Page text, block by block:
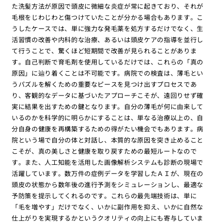
た洗髪方法が原因で頭皮に微細な炎症が常に起きており、それが
毛根をじわじわと傷つけていたことが分かる場合もあります。こ
うしたケースでは、単に強力な発毛薬を処方するだけでなく、生
活習慣の改善や内科的な治療、あるいは頭皮ケアの指導を並行し
て行うことで、驚くほど短期間で改善が見られることがありま
す。自己判断で育毛剤を使用しているだけでは、これらの「真の
原因」に辿り着くことは不可能です。病院での検査は、薄毛とい
うパズルを解くための重要なピースを見つけ出すプロセスであ
り、客観的なデータに基づいたアプローチこそが、遠回りせず確
実に結果を出すための鍵となります。自分の薄毛が何に由来して
いるのかを科学的に明らかにすることは、単なる治療以上の、自
分自身の健康を再構築するための得がたい機会でもあります。病
院という場で自分の体と対話し、本質的な原因を突き止めること
こそが、真の美しさと健康を取り戻すための最短ルートなので
す。また、人工知能を活用した画像解析システムも診断の現場で
活躍しています。数万件の症例データを学習したＡＩが、現在の
頭皮の状態から数年後の進行予測をシミュレーションし、最適な
予防策を提示してくれるのです。これらの最先端技術は、単に
「毛を増やす」だけでなく、いかに副作用を抑え、いかに自然な
仕上がりを実現するかというクオリティの向上にも寄与していま